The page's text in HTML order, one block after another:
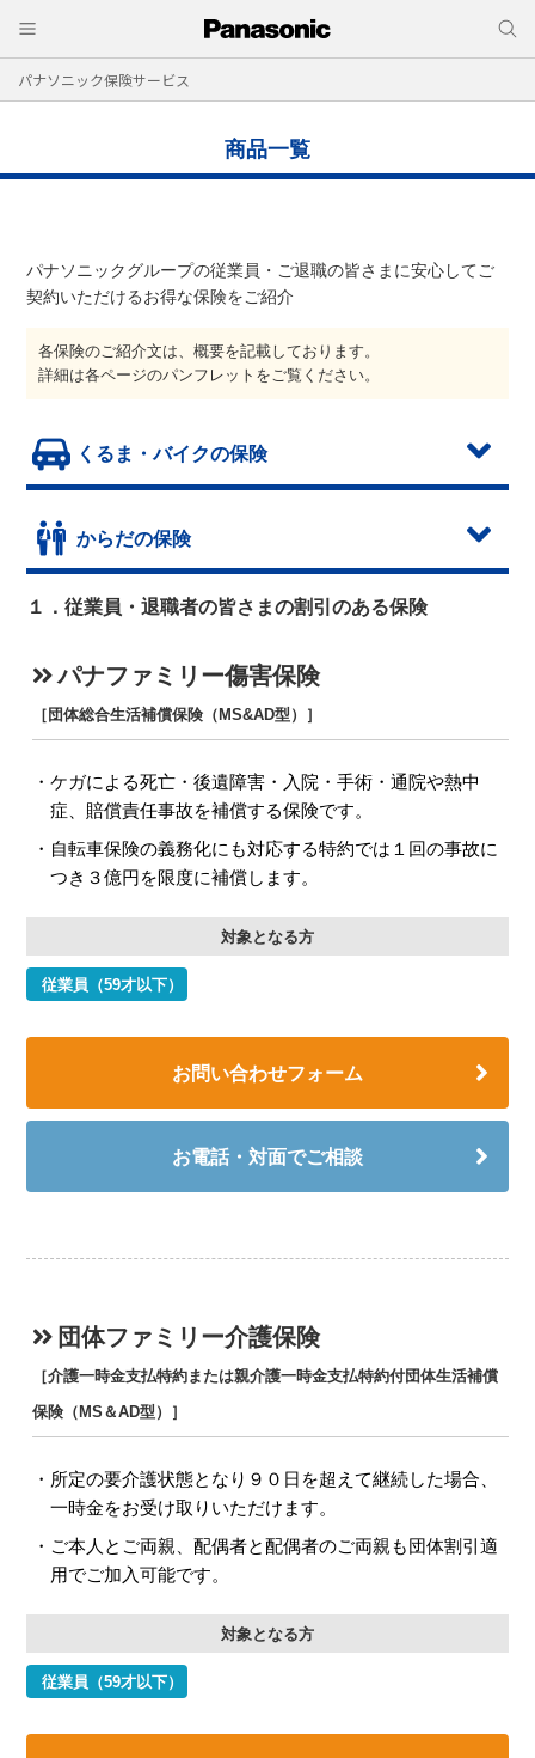
パナソニック保険サービス
商品一覧
パナソニックグループの従業員・ご退職の皆さまに安心してご
契約いただけるお得な保険をご紹介
各保険のご紹介文は、概要を記載しております。
詳細は各ページのパンフレットをご覧ください。
くるま・バイクの保険
からだの保険
１．従業員・退職者の皆さまの割引のある保険
パナファミリー傷害保険
［団体総合生活補償保険（MS&AD型）］
ケガによる死亡・後遺障害・入院・手術・通院や熱中
症、賠償責任事故を補償する保険です。
自転車保険の義務化にも対応する特約では１回の事故に
つき３億円を限度に補償します。
対象となる方
従業員（59才以下）
お問い合わせフォーム
お電話・対面でご相談
団体ファミリー介護保険
［介護一時金支払特約または親介護一時金支払特約付団体生活補償
保険（MS＆AD型）］
所定の要介護状態となり９０日を超えて継続した場合、
一時金をお受け取りいただけます。
ご本人とご両親、配偶者と配偶者のご両親も団体割引適
用でご加入可能です。
対象となる方
従業員（59才以下）